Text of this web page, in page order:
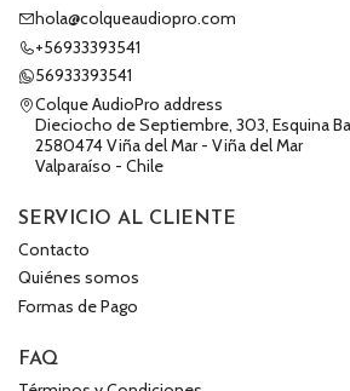
hola@colqueaudiopro.com
+56933393541
56933393541
Colque AudioPro address
Dieciocho de Septiembre, 303, Esquina
2580474 Viña del Mar - Viña del Mar
Valparaíso - Chile
SERVICIO AL CLIENTE
Contacto
Quiénes somos
Formas de Pago
FAQ